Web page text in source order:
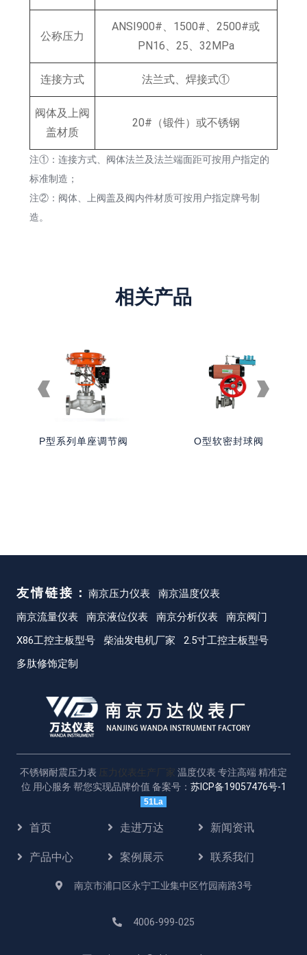
公称压力
ANSI900#、1500#、2500#或
PN16、25、32MPa
连接方式 法兰式、焊接式①
阀体及上阀
盖材质
20#（锻件）或不锈钢
注①：连接方式、阀体法兰及法兰端面距可按用户指定的
标准制造；
注②：阀体、上阀盖及阀内件材质可按用户指定牌号制
造。
相关产品
P型系列单座调节阀 O型软密封球阀
友情链接： 南京压力仪表
南京温度仪表
南京流量仪表
南京液位仪表 南京分析仪表
南京阀门
X86工控主板型号
柴油发电机厂家
2.5寸工控主板型号
多肽修饰定制
不锈钢耐震压力表 压力仪表生产厂家 温度仪表 专注高端 精准定
位 用心服务 帮您实现品牌价值 备案号： 苏ICP备19057476号-1
51La
首页 走进万达 新闻资讯
产品中心 案例展示 联系我们
南京市浦口区永宁工业集中区竹园南路3号
4006-999-025